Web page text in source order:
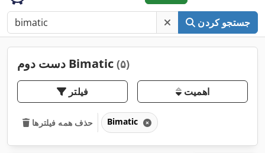
جستجو کردن
دست دوم Bimatic (۵)
فیلتر اهمیت
حذف همه فیلترها Bimatic